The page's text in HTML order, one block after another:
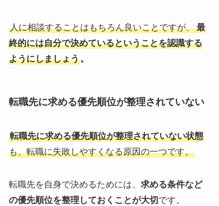
人に相談することはもちろん良いことですが、 最
終的には自分で決めているということを認識する
ようにしましょう。
転職先に求める優先順位が整理されていない
転職先に求める優先順位が整理されていない状態
も、転職に失敗しやすくなる原因の一つです。
転職先を自身で決めるためには、 求める条件など
の優先順位を整理しておくことが大切 です。